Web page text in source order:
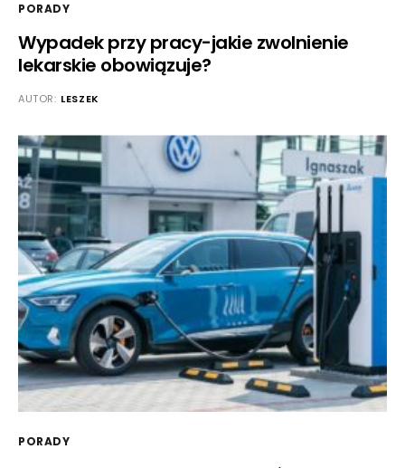
PORADY
Wypadek przy pracy-jakie zwolnienie
lekarskie obowiązuje?
AUTOR: LESZEK
PORADY